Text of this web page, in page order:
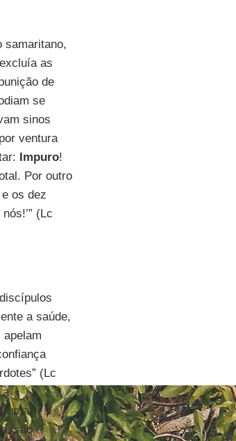
samaritano,
as
de
se
sinos
ventura
Impuro!
Por outro
os dez
(Lc
a saúde,
(Lc
à
uma
são